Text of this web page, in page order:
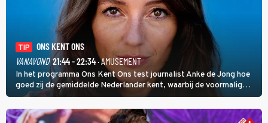
TIP
ONS KENT ONS
VANAVOND 21:44 - 22:34· AMUSEMENT
In het programma Ons Kent Ons test journalist Anke de Jong hoe
goed zij de gemiddelde Nederlander kent, waarbij de voormalig
hoofdredacteur van modebladen Glamour en Elle het samen met
rapper Keizer opneemt tegen Edson da Graça en Marc-Marie
Huijbregts.